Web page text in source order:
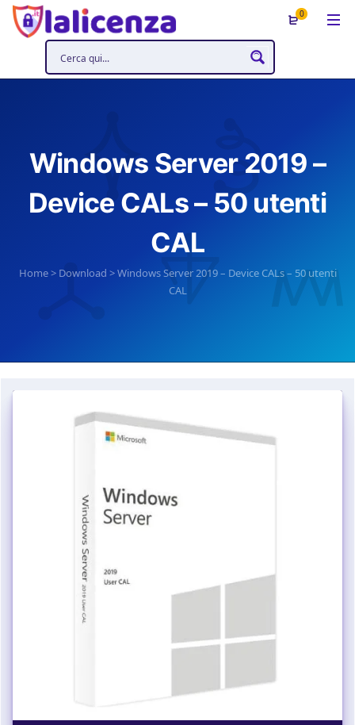
0
Windows Server 2019 –
Device CALs – 50 utenti
CAL
Home> Download >Windows Server 2019 – Device CALs – 50 utenti
CAL